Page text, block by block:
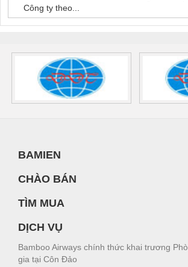
Công ty theo...
BAMIEN
CHÀO BÁN
TÌM MUA
DỊCH VỤ
Bamboo Airways chính thức khai trương
gia tại Côn Đảo